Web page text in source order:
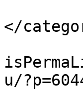
</
u/